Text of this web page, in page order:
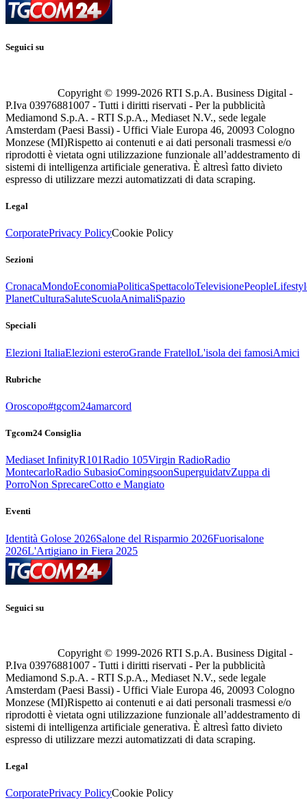
Seguici su
Copyright © 1999-2026 RTI S.p.A. Business Digital -
P.Iva 03976881007 - Tutti i diritti riservati - Per la pubblicità
Mediamond S.p.A. - RTI S.p.A., Mediaset N.V., sede legale
Amsterdam (Paesi Bassi) - Uffici Viale Europa 46, 20093 Cologno
Monzese (MI)Rispetto ai contenuti e ai dati personali trasmessi e/o
riprodotti è vietata ogni utilizzazione funzionale all’addestramento di
sistemi di intelligenza artificiale generativa. È altresì fatto divieto
espresso di utilizzare mezzi automatizzati di data scraping.
Legal
CorporatePrivacy PolicyCookie Policy
Sezioni
CronacaMondoEconomiaPoliticaSpettacoloTelevisionePeople
PlanetCulturaSaluteScuolaAnimaliSpazio
Speciali
Elezioni ItaliaElezioni esteroGrande FratelloL'isola dei famosiAmici
Rubriche
Oroscopo#tgcom24amarcord
Tgcom24 Consiglia
Mediaset InfinityR101Radio 105Virgin RadioRadio
MontecarloRadio SubasioComingsoonSuperguidatvZuppa di
PorroNon SprecareCotto e Mangiato
Eventi
Identità Golose 2026Salone del Risparmio 2026Fuorisalone
2026L'Artigiano in Fiera 2025
Seguici su
Copyright © 1999-2026 RTI S.p.A. Business Digital -
P.Iva 03976881007 - Tutti i diritti riservati - Per la pubblicità
Mediamond S.p.A. - RTI S.p.A., Mediaset N.V., sede legale
Amsterdam (Paesi Bassi) - Uffici Viale Europa 46, 20093 Cologno
Monzese (MI)Rispetto ai contenuti e ai dati personali trasmessi e/o
riprodotti è vietata ogni utilizzazione funzionale all’addestramento di
sistemi di intelligenza artificiale generativa. È altresì fatto divieto
espresso di utilizzare mezzi automatizzati di data scraping.
Legal
CorporatePrivacy PolicyCookie Policy